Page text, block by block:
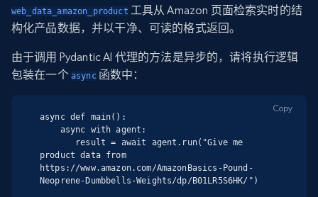
web_data_amazon_product工具从 Amazon 页面检索实时的结
构化产品数据，并以干净、可读的格式返回。
由于调用 Pydantic AI 代理的方法是异步的，请将执行逻辑
包装在一个 async函数中：
async def main():
product data from
https://www.amazon.com/AmazonBasics-Pound-
Neoprene-Dumbbells-Weights/dp/B01LR5S6HK/")
Copy